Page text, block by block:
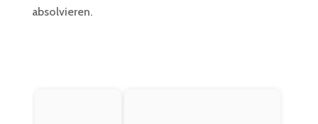
absolvieren.